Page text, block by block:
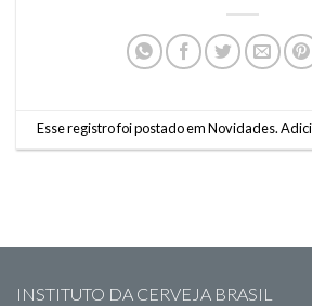
Esse registro foi postado emNovidades.
INSTITUTO DA CERVEJA BRASIL